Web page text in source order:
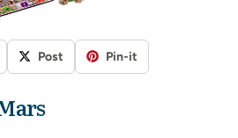
Post Pin-it